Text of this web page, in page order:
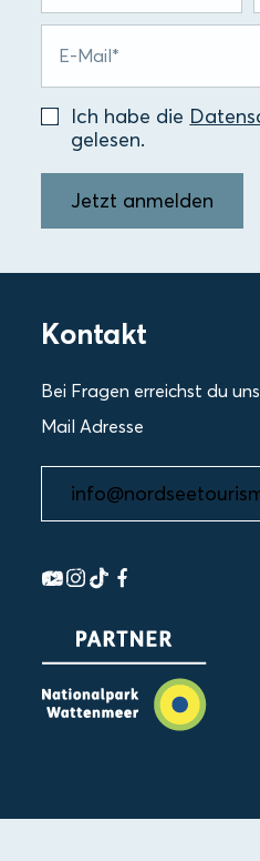
Ich habe die
gelesen.
Jetzt anmelden
Kontakt
Bei Fragen erreichst du
Mail Adresse